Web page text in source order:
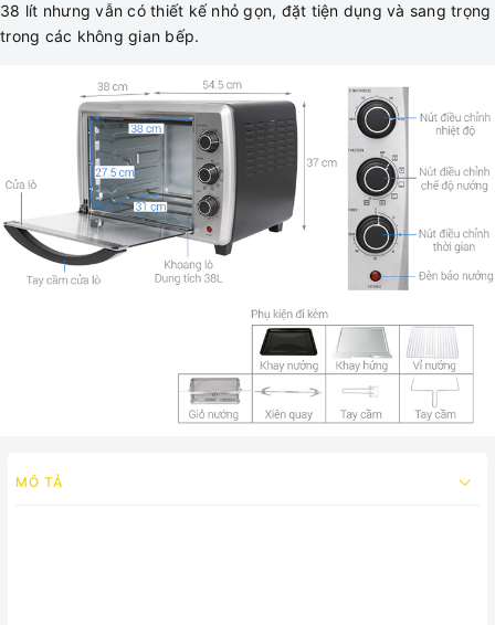
38 lít nhưng vẫn có thiết kế nhỏ gọn, đặt tiện dụng và sang trọng
trong các không gian bếp.
MÔ TẢ